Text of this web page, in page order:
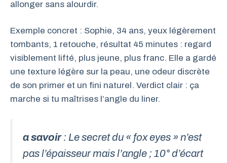
allonger sans alourdir.
Exemple concret : Sophie, 34 ans, yeux légèrement
tombants, 1 retouche, résultat 45 minutes : regard
visiblement lifté, plus jeune, plus franc. Elle a gardé
une texture légère sur la peau, une odeur discrète
de son primer et un fini naturel. Verdict clair : ça
marche si tu maîtrises l’angle du liner.
a savoir: Le secret du « fox eyes » n’est
pas l’épaisseur mais l’angle ; 10° d’écart